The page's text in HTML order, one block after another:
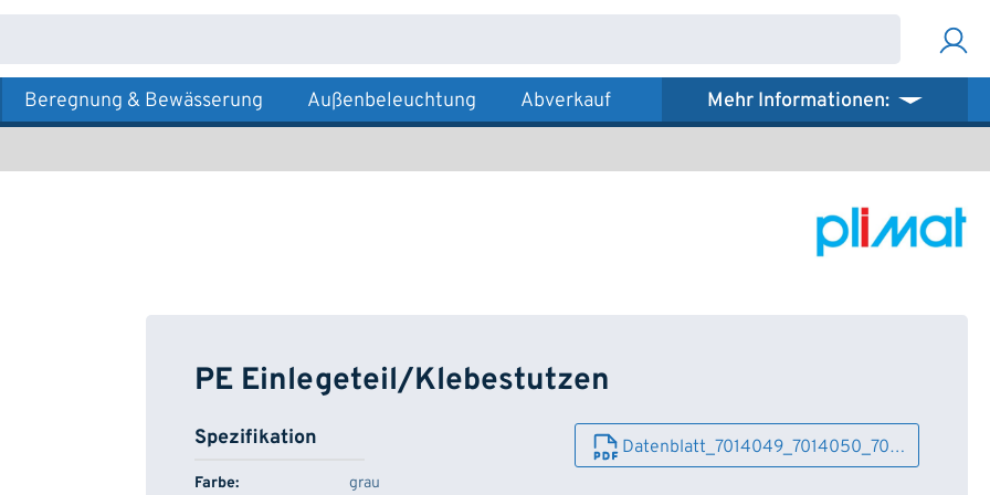
Beregnung & Bewässerung Außenbeleuchtung Abverkauf Mehr Informationen:
PE Einlegeteil/Klebestutzen
Spezifikation Datenblatt_7014049_7014050_70…
Farbe:
grau